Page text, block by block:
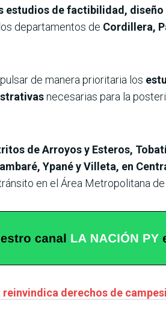
estudios de factibilidad,
departamentos de Cordillera,
de manera prioritaria los
necesarias para la
de Arroyos y Esteros,
Ypané y Villeta, en
en el Área Metropolitana de
derechos de